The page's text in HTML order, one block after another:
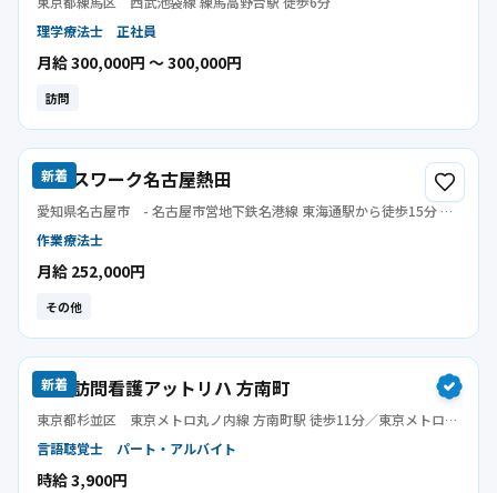
理学療法士 正社員
月給 300,000円 〜 300,000円
訪問
新着
リハスワーク名古屋熱田
愛知県名古屋市 - 名古屋市営地下鉄名港線 東海通駅から徒歩15分 名
から徒歩23分
作業療法士
月給 252,000円
その他
新着
指定訪問看護アットリハ 方南町
東京都杉並区 東京メトロ丸ノ内線 方南町駅 徒歩11分／東京メトロ丸
言語聴覚士 パート・アルバイト
時給 3,900円